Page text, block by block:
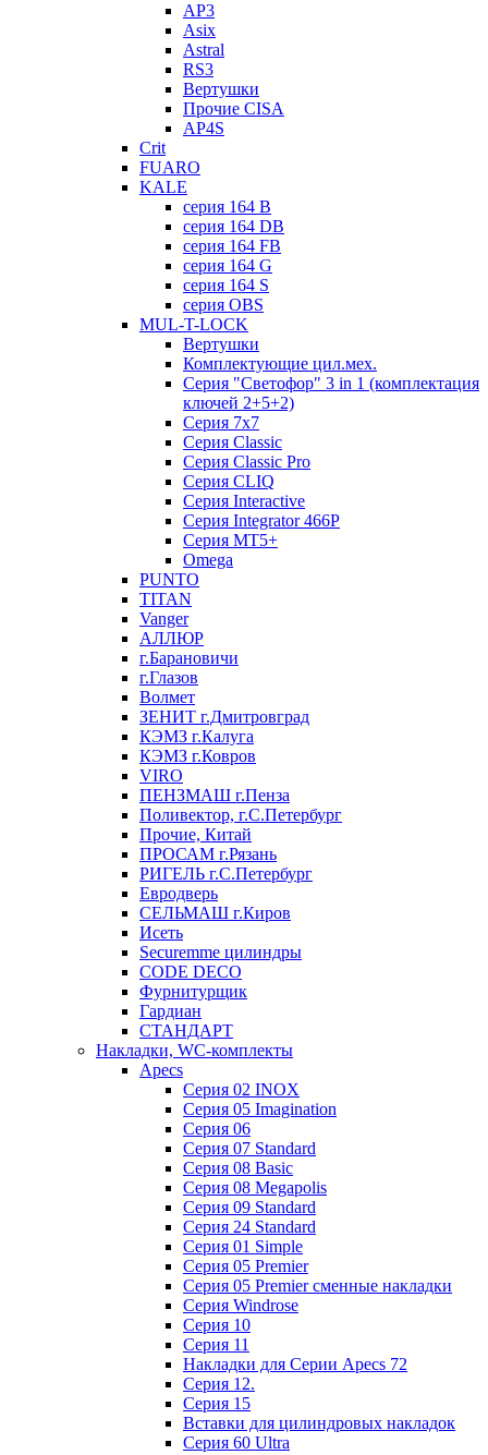
AP3
Asix
Astral
RS3
Вертушки
Прочие CISA
AP4S
Crit
FUARO
KALE
серия 164 B
серия 164 DB
серия 164 FB
серия 164 G
серия 164 S
серия OBS
MUL-T-LOCK
Вертушки
Комплектующие цил.мех.
Серия "Светофор" 3 in 1 (комплектация
ключей 2+5+2)
Серия 7х7
Серия Classic
Серия Classic Pro
Серия CLIQ
Серия Interactive
Серия Integrator 466P
Серия MT5+
Omega
PUNTO
TITAN
Vanger
АЛЛЮР
г.Барановичи
г.Глазов
Волмет
ЗЕНИТ г.Дмитровград
КЭМЗ г.Калуга
КЭМЗ г.Ковров
VIRO
ПЕНЗМАШ г.Пенза
Поливектор, г.С.Петербург
Прочие, Китай
ПРОСАМ г.Рязань
РИГЕЛЬ г.С.Петербург
Евродверь
СЕЛЬМАШ г.Киров
Исеть
Securemme цилиндры
CODE DECO
Фурнитурщик
Гардиан
СТАНДАРТ
Накладки, WC-комплекты
Apecs
Cерия 02 INOX
Cерия 05 Imagination
Cерия 06
Cерия 07 Standard
Cерия 08 Basic
Cерия 08 Megapolis
Cерия 09 Standard
Cерия 24 Standard
Серия 01 Simple
Серия 05 Premier
Серия 05 Premier сменные накладки
Cерия Windrose
Серия 10
Серия 11
Накладки для Серии Apecs 72
Серия 12.
Серия 15
Вставки для цилиндровых накладок
Серия 60 Ultra